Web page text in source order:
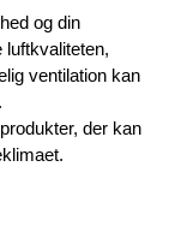
og din
luftkvaliteten,
ventilation kan
der kan